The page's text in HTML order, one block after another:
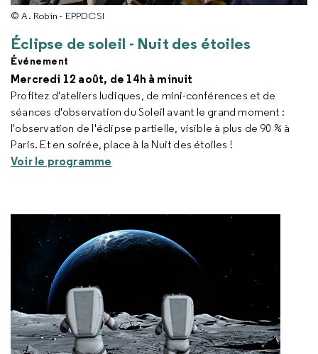
© A. Robin - EPPDCSI
Éclipse de soleil - Nuit des étoiles
Événement
Mercredi 12 août, de 14h à minuit
Profitez d'ateliers ludiques, de mini-conférences et de
séances d'observation du Soleil avant le grand moment :
l'observation de l'éclipse partielle, visible à plus de 90 % à
Paris. Et en soirée, place à la Nuit des étoiles !
Voir le programme